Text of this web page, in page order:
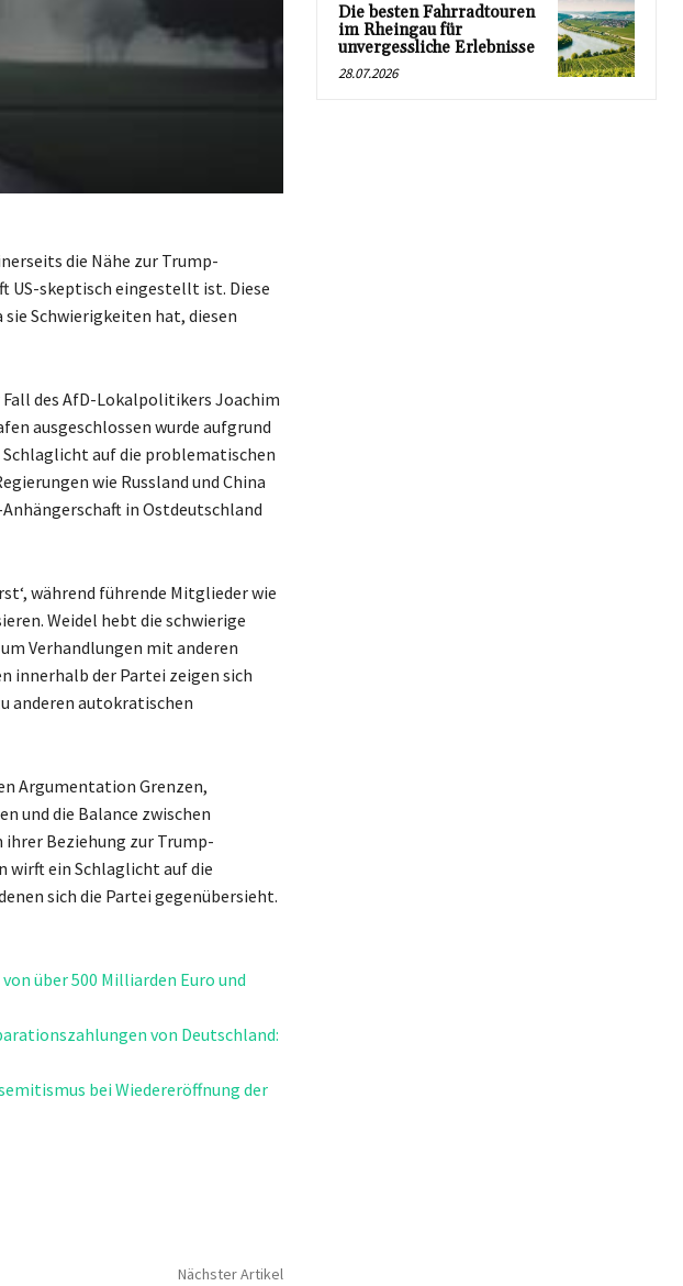
die Nähe zur Trump-
US-skeptisch eingestellt ist. Diese
Schwierigkeiten hat, diesen
des AfD-Lokalpolitikers Joachim
ausgeschlossen wurde aufgrund
Schlaglicht auf die problematischen
wie Russland und China
in Ostdeutschland
während führende Mitglieder wie
Weidel hebt die schwierige
Verhandlungen mit anderen
innerhalb der Partei zeigen sich
anderen autokratischen
Argumentation Grenzen,
und die Balance zwischen
Beziehung zur Trump-
wirft ein Schlaglicht auf die
sich die Partei gegenübersieht.
über 500 Milliarden Euro und
von Deutschland:
bei Wiedereröffnung der
Nächster Artikel
Die besten Fahrradtouren
im Rheingau für
unvergessliche Erlebnisse
28.07.2026